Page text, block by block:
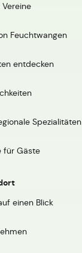
Feuchtwangen
entdecken
Spezialitäten
für Gäste
einen Blick